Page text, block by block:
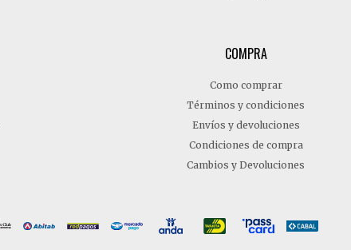
COMPRA
Como comprar
Términos y condiciones
Envíos y devoluciones
Condiciones de compra
Cambios y Devoluciones